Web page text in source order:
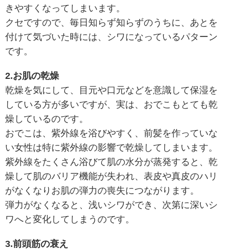
きやすくなってしまいます。
クセですので、毎日知らず知らずのうちに、あとを
付けて気づいた時には、シワになっているパターン
です。
2.お肌の乾燥
乾燥を気にして、目元や口元などを意識して保湿を
している方が多いですが、実は、おでこもとても乾
燥しているのです。
おでこは、紫外線を浴びやすく、前髪を作っていな
い女性は特に紫外線の影響で乾燥してしまいます。
紫外線をたくさん浴びて肌の水分が蒸発すると、乾
燥して肌のバリア機能が失われ、表皮や真皮のハリ
がなくなりお肌の弾力の喪失につながります。
弾力がなくなると、浅いシワができ、次第に深いシ
ワへと変化してしまうのです。
3.前頭筋の衰え